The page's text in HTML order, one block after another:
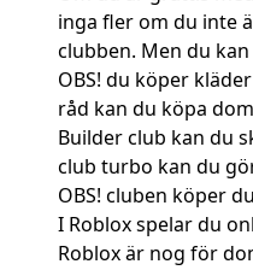
inga fler om du inte
clubben. Men du
OBS! du köper
råd kan du köpa
Builder club kan du
club turbo kan du
OBS! cluben köper
I Roblox spelar du
Roblox är nog för